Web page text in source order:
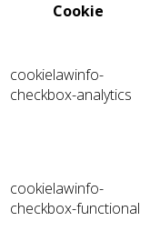
Cookie
cookielawinfo-
checkbox-analytics
cookielawinfo-
checkbox-functional